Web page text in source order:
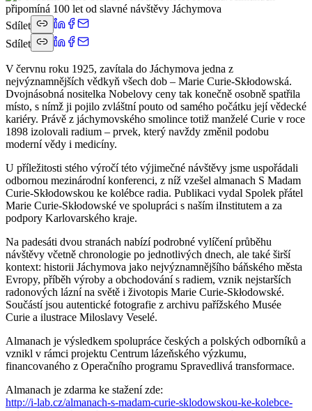
Sdílet
Sdílet
V červnu roku 1925, zavítala do Jáchymova jedna z
nejvýznamnějších vědkyň všech dob – Marie Curie-Skłodowská.
Dvojnásobná nositelka Nobelovy ceny tak konečně osobně spatřila
místo, s nímž ji pojilo zvláštní pouto od samého počátku její vědecké
kariéry. Právě z jáchymovského smolince totiž manželé Curie v roce
1898 izolovali radium – prvek, který navždy změnil podobu
moderní vědy i medicíny.
U příležitosti stého výročí této výjimečné návštěvy jsme uspořádali
odbornou mezinárodní konferenci, z níž vzešel almanach S Madam
Curie-Skłodowskou ke kolébce radia. Publikaci vydal Spolek přátel
Marie Curie-Skłodowské ve spolupráci s naším iInstitutem a za
podpory Karlovarského kraje.
Na padesáti dvou stranách nabízí podrobné vylíčení průběhu
návštěvy včetně chronologie po jednotlivých dnech, ale také širší
kontext: historii Jáchymova jako nejvýznamnějšího báňského města
Evropy, příběh výroby a obchodování s radiem, vznik nejstarších
radonových lázní na světě i životopis Marie Curie-Skłodowské.
Součástí jsou autentické fotografie z archivu pařížského Musée
Curie a ilustrace Miloslavy Veselé.
Almanach je výsledkem spolupráce českých a polských odborníků a
vznikl v rámci projektu Centrum lázeňského výzkumu,
financovaného z Operačního programu Spravedlivá transformace.
Almanach je zdarma ke stažení zde:
http://i-lab.cz/almanach-s-madam-curie-sklodowskou-ke-kolebce-